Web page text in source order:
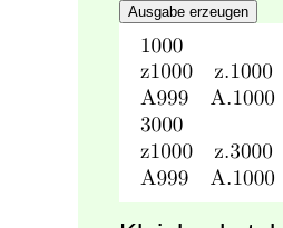
Ausgabe erzeugen